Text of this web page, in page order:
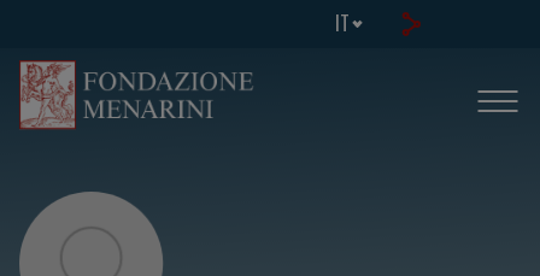
IT